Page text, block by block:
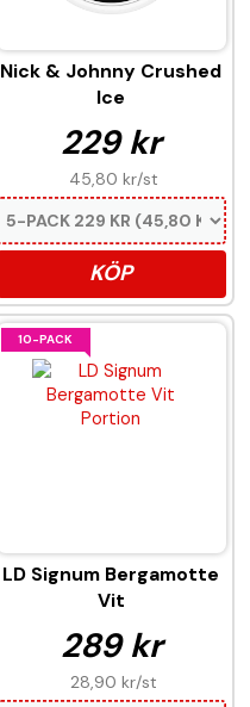
Nick & Johnny Crushed
Ice
229 kr
45,80 kr/st
KÖP
10-PACK
LD Signum Bergamotte
Vit
289 kr
28,90 kr/st